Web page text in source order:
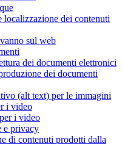
localizzazione dei contenuti
sul web
dei documenti elettronici
dei documenti
(alt text) per le immagini
i video
i video
e privacy
di contenuti prodotti dalla